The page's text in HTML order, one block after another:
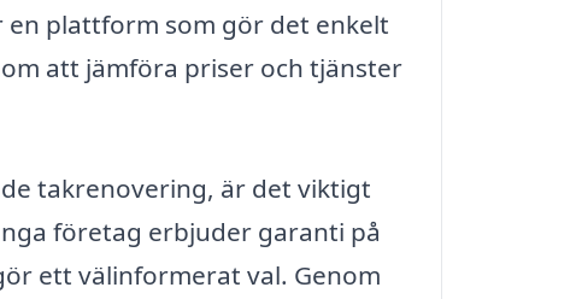
plattform som gör det enkelt
att jämföra priser och tjänster
takrenovering, är det viktigt
företag erbjuder garanti på
ett välinformerat val. Genom